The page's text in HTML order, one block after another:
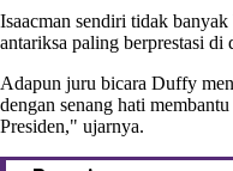
Isaacman sendiri tidak
antariksa paling berprestasi di
Adapun juru bicara Duffy
dengan senang hati
Presiden," ujarnya.